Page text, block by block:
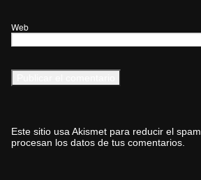
Web
Este sitio usa Akismet para reducir el spam.
procesan los datos de tus comentarios.